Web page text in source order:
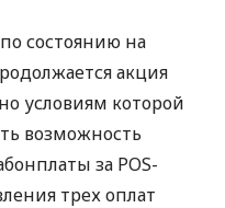
состоянию на
акция
условиям которой
возможность
за POS-
трех оплат